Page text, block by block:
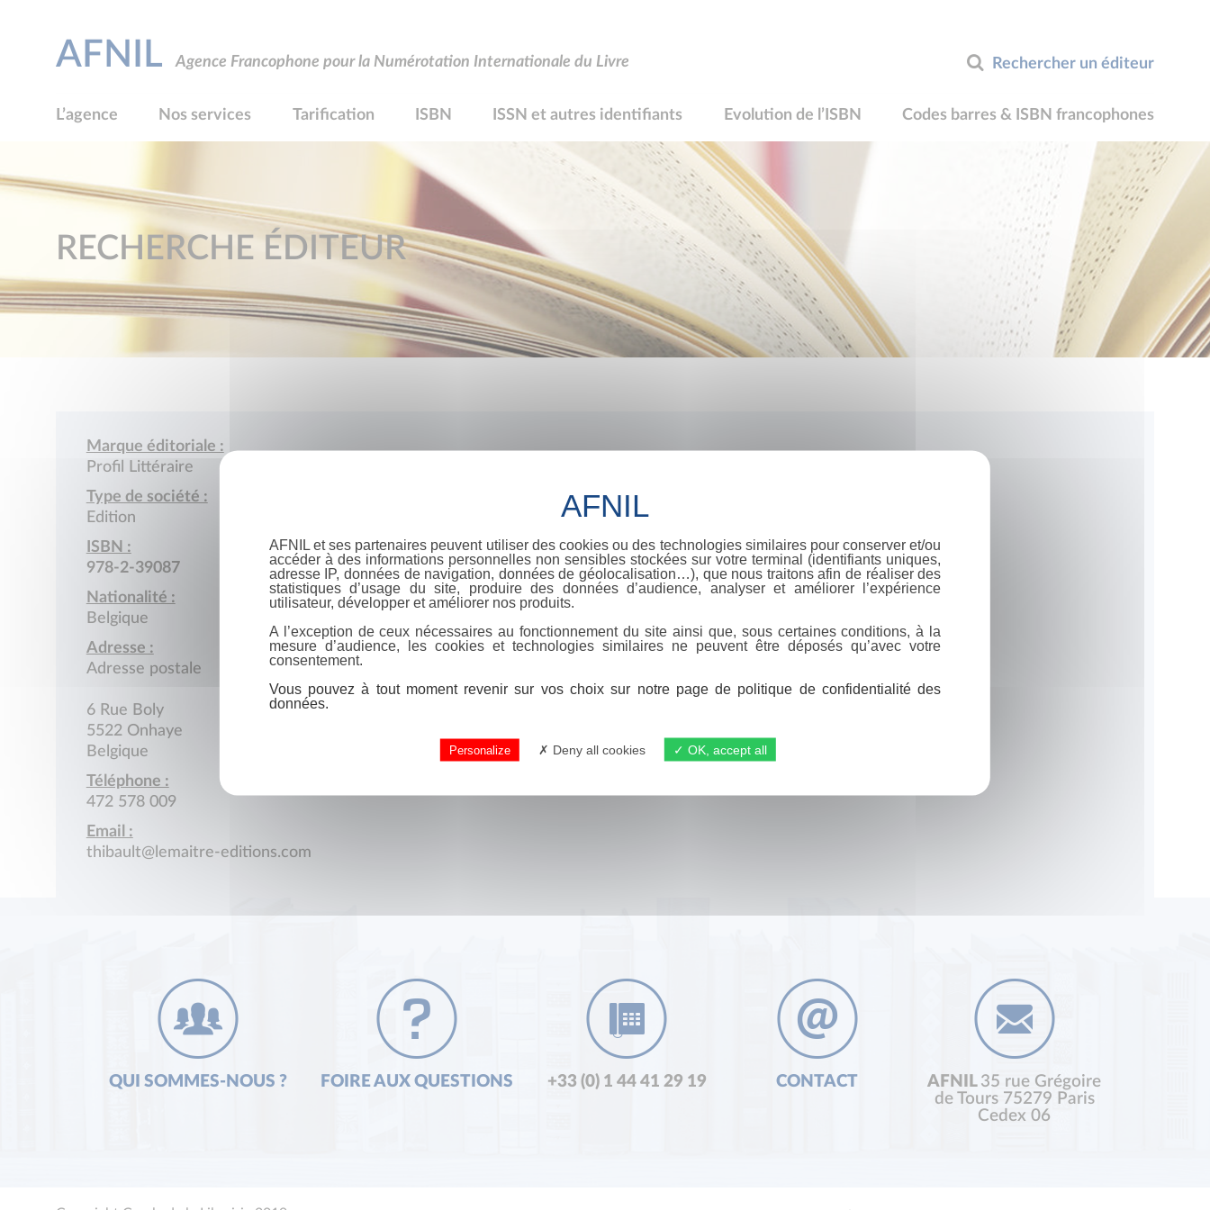
Rechercher un éditeur
AFNIL Agence Francophone pour la Numérotation Internationale du Livre
L’agence Nos services Tarification ISBN ISSN et autres identifiants Evolution de l’ISBN Codes barres & ISBN francophones
RECHERCHE ÉDITEUR
Marque éditoriale :
Profil Littéraire
Type de société :
Edition
ISBN :
978-2-39087
Nationalité :
Belgique
Adresse :
Adresse postale
6 Rue Boly
5522 Onhaye
Belgique
Téléphone :
472 578 009
Email :
thibault@lemaitre-editions.com
QUI SOMMES-NOUS ? FOIRE AUX QUESTIONS +33 (0) 1 44 41 29 19 CONTACT AFNIL 35 rue Grégoire
de Tours 75279 Paris
Cedex 06
AFNIL et ses partenaires peuvent utiliser des cookies ou des technologies similaires pour conserver et/ou
accéder à des informations personnelles non sensibles stockées sur votre terminal (identifiants uniques,
adresse IP, données de navigation, données de géolocalisation…), que nous traitons afin de réaliser des
statistiques d’usage du site, produire des données d’audience, analyser et améliorer l’expérience
utilisateur, développer et améliorer nos produits.
A l’exception de ceux nécessaires au fonctionnement du site ainsi que, sous certaines conditions, à la
mesure d’audience, les cookies et technologies similaires ne peuvent être déposés qu’avec votre
consentement.
Vous pouvez à tout moment revenir sur vos choix sur notre page de politique de confidentialité des
données.
Personalize Deny all cookies OK, accept all